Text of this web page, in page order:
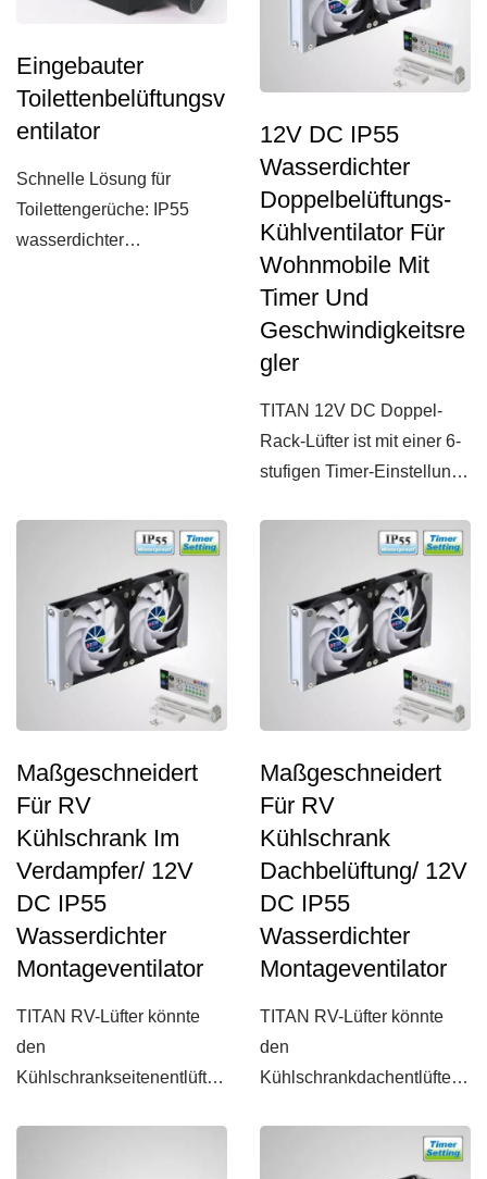
Eingebauter
Toilettenbelüftungsv
Entilator
Schnelle Lösung für
Toilettengerüche: IP55
wasserdichter
12V DC IP55
Wasserdichter
Doppelbelüftungs-
Kühlventilator Für
Wohnmobile Mit
Timer Und
Geschwindigkeitsre
Gler
TITAN 12V DC Doppel-
Rack-Lüfter ist mit einer 6-
stufigen Timer-Einstellung
Geschwindigkeitsregelung...
Maßgeschneidert
Für RV
Kühlschrank Im
Verdampfer/ 12V
DC IP55
Wasserdichter
Montageventilator
TITAN RV-Lüfter könnte
den
Kühlschrankseitenentlüfter
Maßgeschneidert
Für RV
Kühlschrank
Dachbelüftung/ 12V
DC IP55
Wasserdichter
Montageventilator
TITAN RV-Lüfter könnte
den
Kühlschrankdachentlüfter
Wohnmobilkühlschranks...